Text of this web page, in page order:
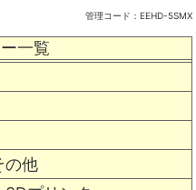
一覧
の他
管理コード： EEHD-5SMX